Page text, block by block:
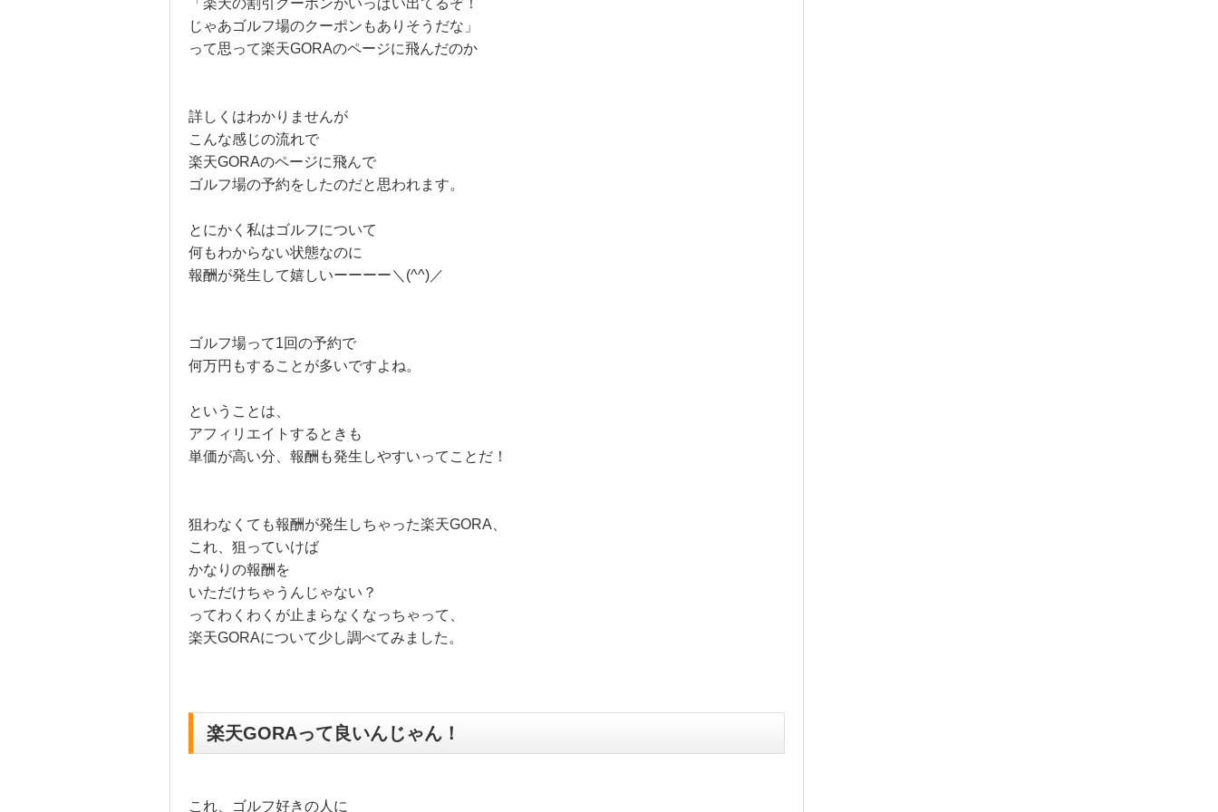
じゃあゴルフ場のクーポンもありそうだな」
って思って楽天GORAのページに飛んだのか
詳しくはわかりませんが
こんな感じの流れで
楽天GORAのページに飛んで
ゴルフ場の予約をしたのだと思われます。
とにかく私はゴルフについて
何もわからない状態なのに
報酬が発生して嬉しいーーーー＼(^^)／
ゴルフ場って1回の予約で
何万円もすることが多いですよね。
ということは、
アフィリエイトするときも
単価が高い分、報酬も発生しやすいってことだ！
狙わなくても報酬が発生しちゃった楽天GORA、
これ、狙っていけば
かなりの報酬を
いただけちゃうんじゃない？
ってわくわくが止まらなくなっちゃって、
楽天GORAについて少し調べてみました。
楽天GORAって良いんじゃん！
これ、ゴルフ好きの人に